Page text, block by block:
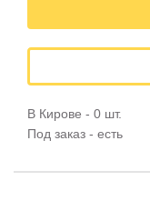
В Кирове - 0 шт.
Под заказ - есть